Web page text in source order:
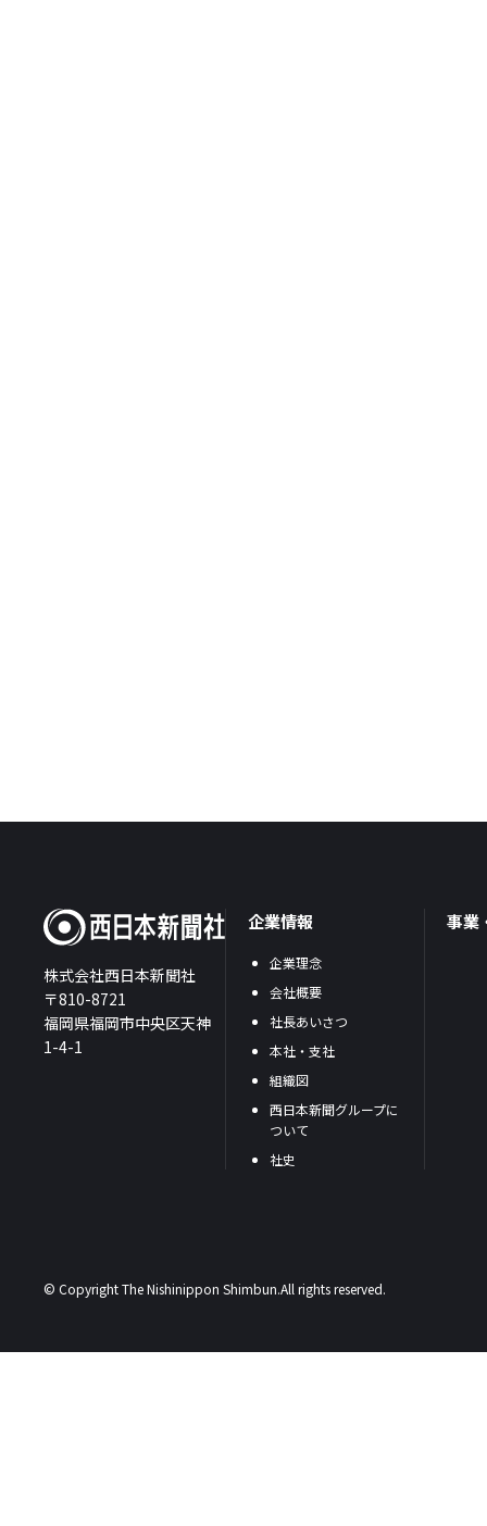
株式会社西日本新聞社
〒810-8721
福岡県福岡市中央区天神
1-4-1
企業情報
企業理念
会社概要
社長あいさつ
本社・支社
組織図
西日本新聞グループに
ついて
社史
事業
© Copyright The Nishinippon Shimbun.All rights reserved.